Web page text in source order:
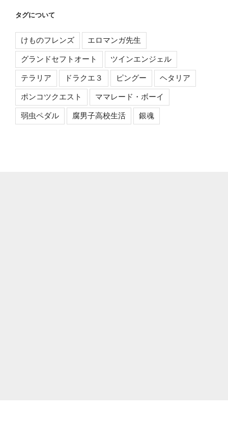
タグについて
けものフレンズ エロマンガ先生
グランドセフトオート ツインエンジェル
テラリア ドラクエ３ ピングー ヘタリア
ポンコツクエスト ママレード・ボーイ
弱虫ペダル 腐男子高校生活 銀魂